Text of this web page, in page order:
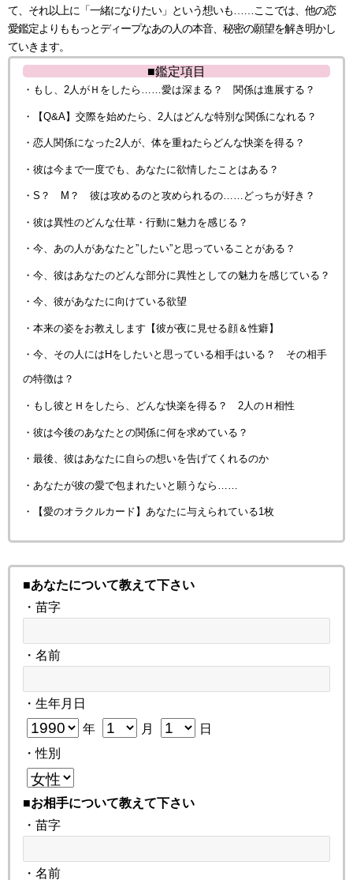
て、それ以上に「一緒になりたい」という想いも……ここでは、他の恋
愛鑑定よりももっとディープなあの人の本音、秘密の願望を解き明かし
ていきます。
■鑑定項目
・もし、2人がＨをしたら……愛は深まる？ 関係は進展する？
・【Q&A】交際を始めたら、2人はどんな特別な関係になれる？
・恋人関係になった2人が、体を重ねたらどんな快楽を得る？
・彼は今まで一度でも、あなたに欲情したことはある？
・S？ M？ 彼は攻めるのと攻められるの……どっちが好き？
・彼は異性のどんな仕草・行動に魅力を感じる？
・今、あの人があなたと”したい”と思っていることがある？
・今、彼はあなたのどんな部分に異性としての魅力を感じている？
・今、彼があなたに向けている欲望
・本来の姿をお教えします【彼が夜に見せる顔＆性癖】
・今、その人にはHをしたいと思っている相手はいる？ その相手
の特徴は？
・もし彼とＨをしたら、どんな快楽を得る？ 2人のＨ相性
・彼は今後のあなたとの関係に何を求めている？
・最後、彼はあなたに自らの想いを告げてくれるのか
・あなたが彼の愛で包まれたいと願うなら……
・【愛のオラクルカード】あなたに与えられている1枚
■あなたについて教えて下さい
・苗字
・名前
・生年月日
年 月
日
・性別
■お相手について教えて下さい
・苗字
・名前